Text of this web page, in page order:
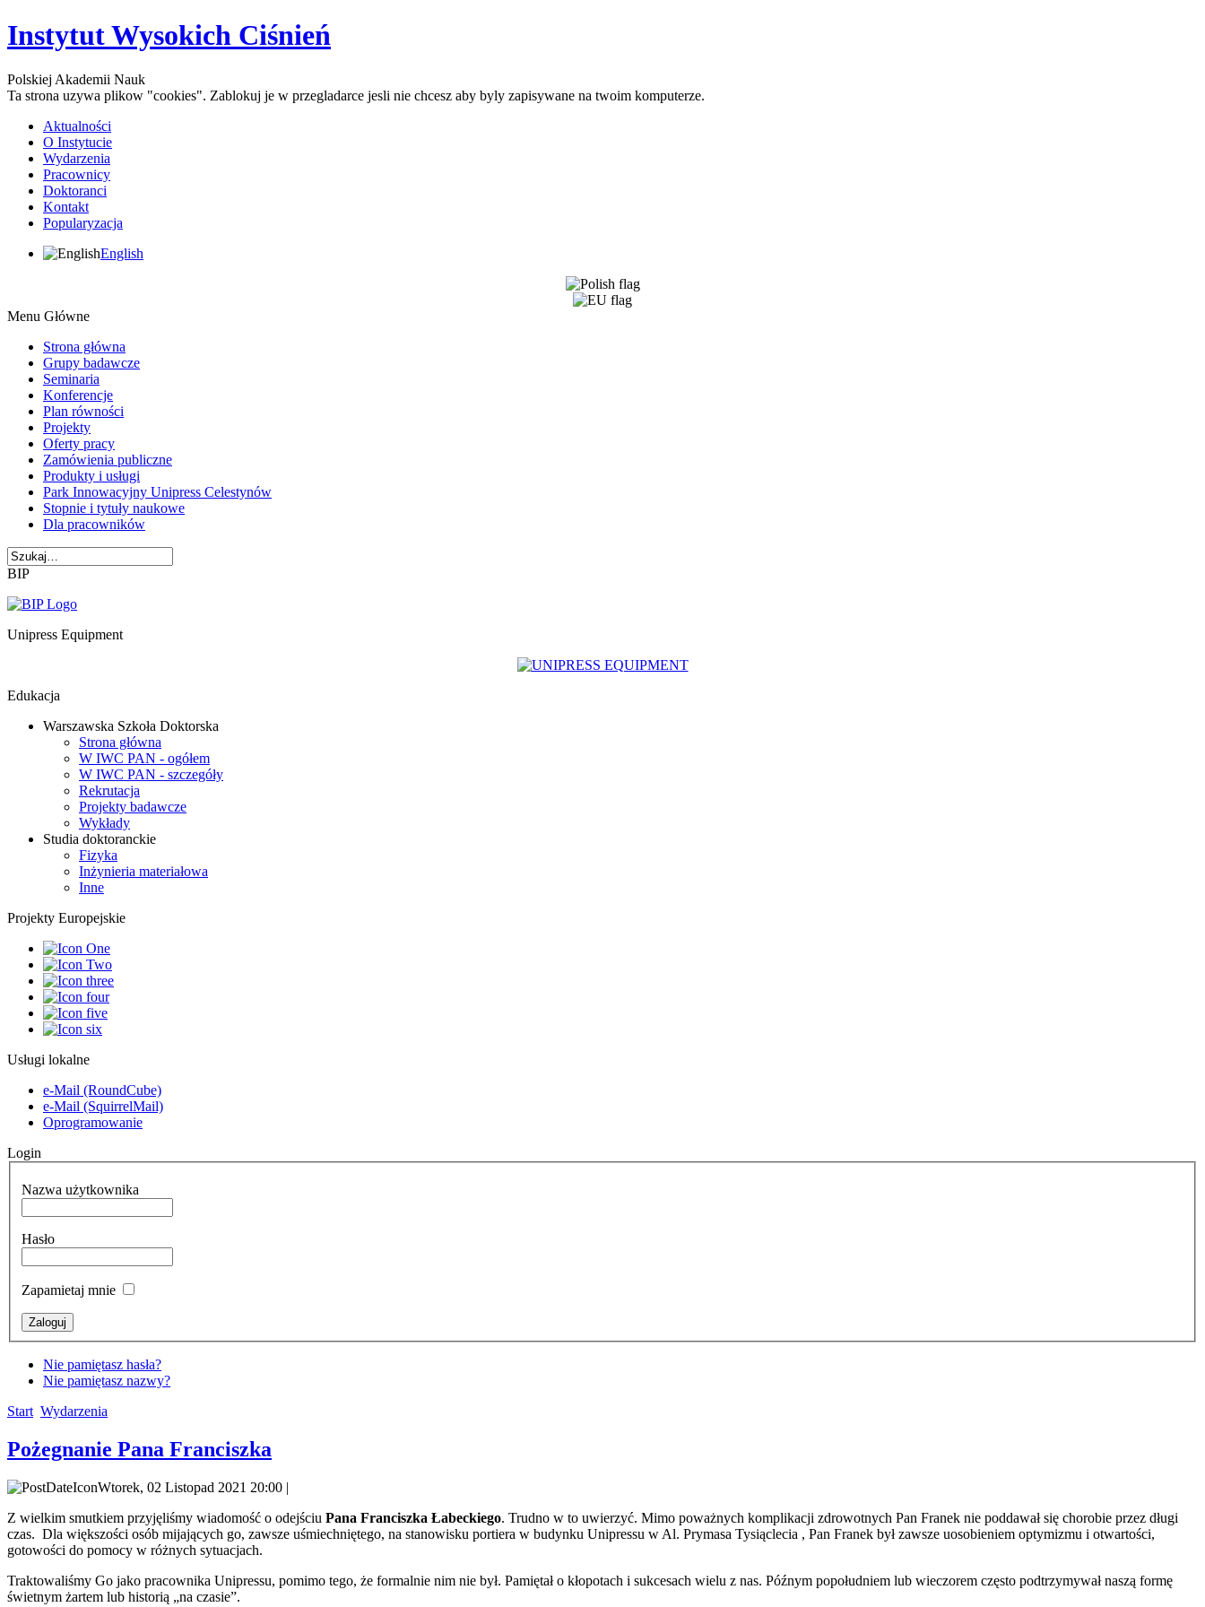
Instytut Wysokich Ciśnień
Polskiej Akademii Nauk
Ta strona uzywa plikow "cookies". Zablokuj je w przegladarce jesli nie chcesz aby byly zapisywane na twoim komputerze.
Aktualności
O Instytucie
Wydarzenia
Pracownicy
Doktoranci
Kontakt
Popularyzacja
English
Menu Główne
Strona główna
Grupy badawcze
Seminaria
Konferencje
Plan równości
Projekty
Oferty pracy
Zamówienia publiczne
Produkty i usługi
Park Innowacyjny Unipress Celestynów
Stopnie i tytuły naukowe
Dla pracowników
BIP
Unipress Equipment
Edukacja
Warszawska Szkoła Doktorska
Strona główna
W IWC PAN - ogółem
W IWC PAN - szczegóły
Rekrutacja
Projekty badawcze
Wykłady
Studia doktoranckie
Fizyka
Inżynieria materiałowa
Inne
Projekty Europejskie
Usługi lokalne
e-Mail (RoundCube)
e-Mail (SquirrelMail)
Oprogramowanie
Login
Nazwa użytkownika
Hasło
Zapamietaj mnie
Nie pamiętasz hasła?
Nie pamiętasz nazwy?
Start Wydarzenia
Pożegnanie Pana Franciszka
Wtorek, 02 Listopad 2021 20:00 |
Z wielkim smutkiem przyjęliśmy wiadomość o odejściu Pana Franciszka Łabeckiego. Trudno w to uwierzyć. Mimo poważnych komplikacji zdrowotnych Pan Franek nie poddawał się chorobie przez długi
czas. Dla większości osób mijających go, zawsze uśmiechniętego, na stanowisku portiera w budynku Unipressu w Al. Prymasa Tysiąclecia , Pan Franek był zawsze uosobieniem optymizmu i otwartości,
gotowości do pomocy w różnych sytuacjach.
Traktowaliśmy Go jako pracownika Unipressu, pomimo tego, że formalnie nim nie był. Pamiętał o kłopotach i sukcesach wielu z nas. Późnym popołudniem lub wieczorem często podtrzymywał naszą formę
świetnym żartem lub historią „na czasie”.